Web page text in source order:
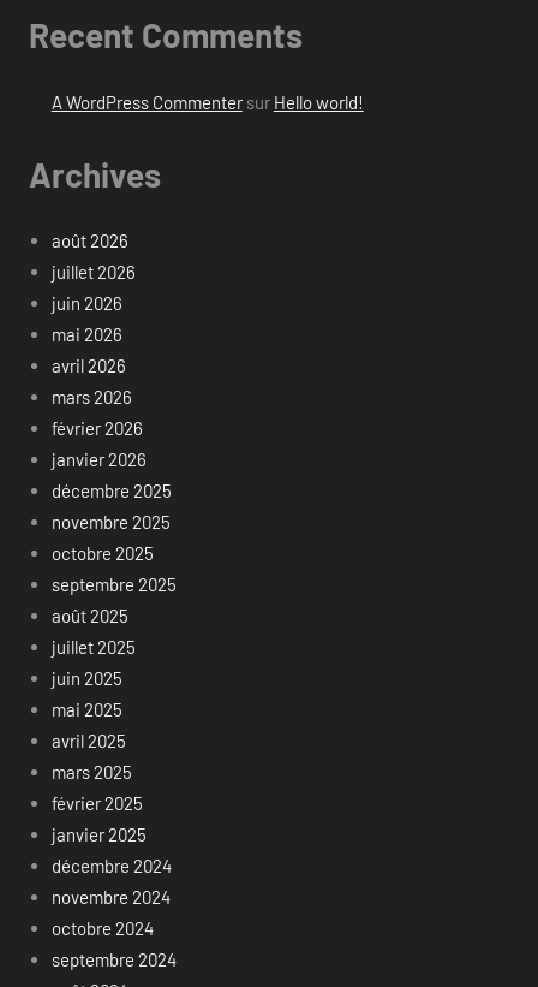
Recent Comments
A WordPress Commentersur Hello world!
Archives
août 2026
juillet 2026
juin 2026
mai 2026
avril 2026
mars 2026
février 2026
janvier 2026
décembre 2025
novembre 2025
octobre 2025
septembre 2025
août 2025
juillet 2025
juin 2025
mai 2025
avril 2025
mars 2025
février 2025
janvier 2025
décembre 2024
novembre 2024
octobre 2024
septembre 2024